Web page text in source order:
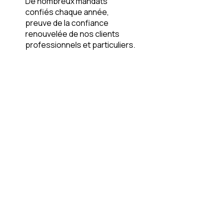
confiés chaque année,
preuve de la confiance
renouvelée de nos clients
professionnels et particuliers.